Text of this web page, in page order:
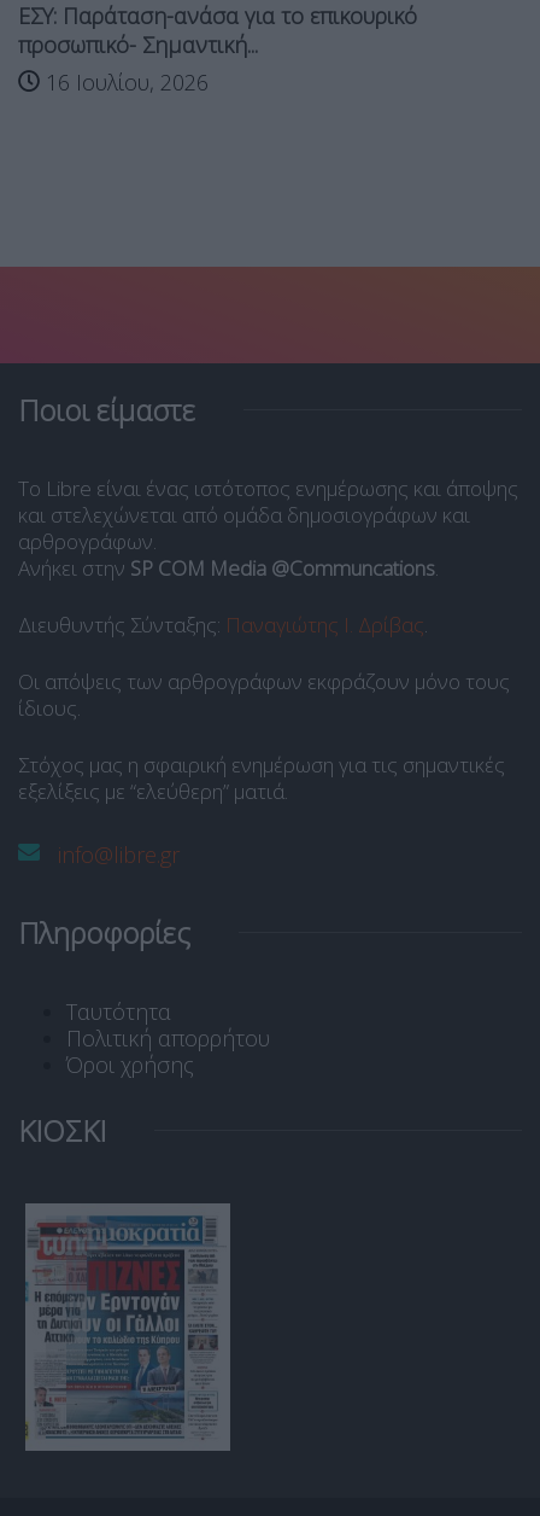
ΕΣΥ: Παράταση-ανάσα για το επικουρικό
προσωπικό- Σημαντική...
16 Ιουλίου, 2026
Ποιοι είμαστε
Το Libre είναι ένας ιστότοπος ενημέρωσης και άποψης
και στελεχώνεται από ομάδα δημοσιογράφων και
αρθρογράφων.
Ανήκει στην SP COM Media @Communcations.
Διευθυντής Σύνταξης: Παναγιώτης Ι. Δρίβας.
Οι απόψεις των αρθρογράφων εκφράζουν μόνο τους
ίδιους.
Στόχος μας η σφαιρική ενημέρωση για τις σημαντικές
εξελίξεις με “ελεύθερη” ματιά.
info@libre.gr
Πληροφορίες
Ταυτότητα
Πολιτική απορρήτου
Όροι χρήσης
ΚΙΟΣΚΙ